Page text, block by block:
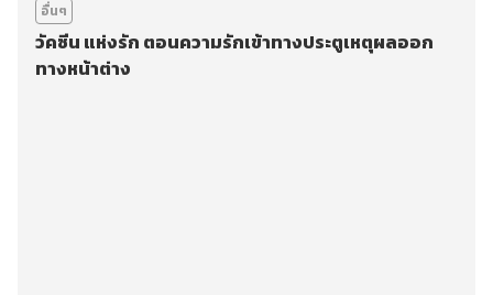
อื่นๆ
วัคซีน แห่งรัก ตอนความรักเข้าทางประตูเหตุผลออก
ทางหน้าต่าง